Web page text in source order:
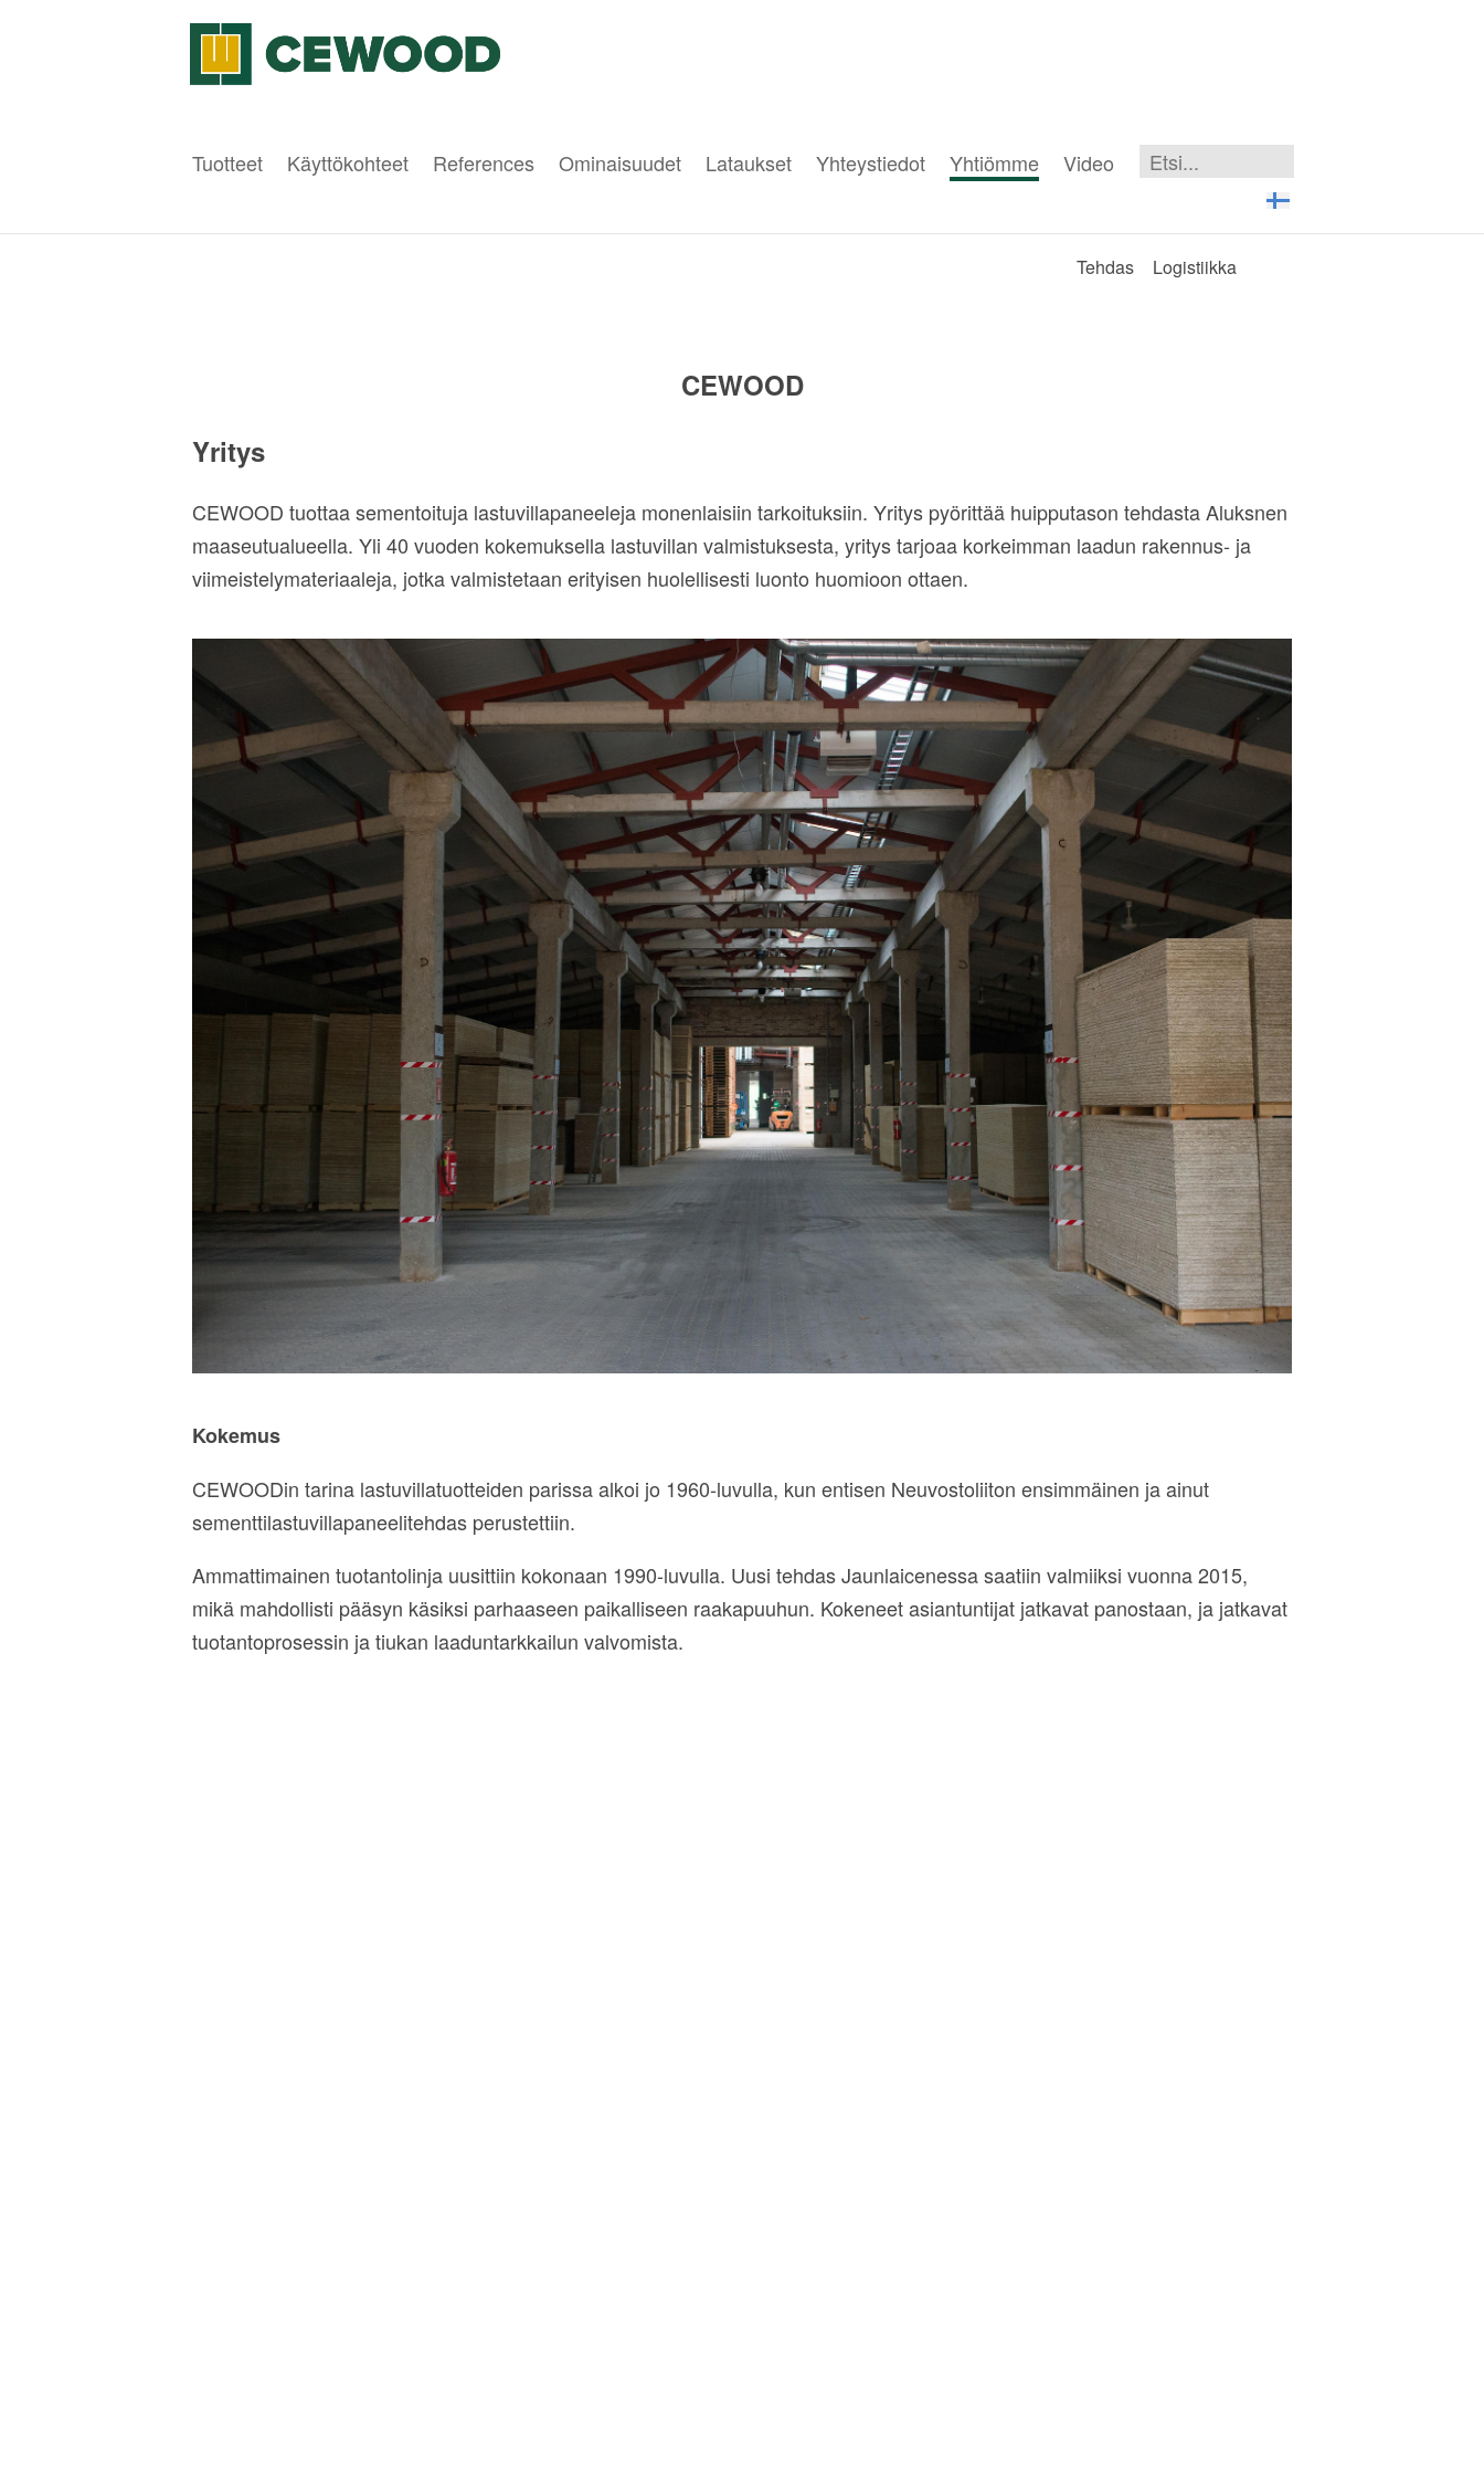
Tuotteet Käyttökohteet References Ominaisuudet Lataukset Yhteystiedot Yhtiömme Video
Tehdas Logistiikka
CEWOOD
Yritys
CEWOOD tuottaa sementoituja lastuvillapaneeleja monenlaisiin tarkoituksiin. Yritys pyörittää huipputason tehdasta Aluksnen
maaseutualueella. Yli 40 vuoden kokemuksella lastuvillan valmistuksesta, yritys tarjoaa korkeimman laadun rakennus- ja
viimeistelymateriaaleja, jotka valmistetaan erityisen huolellisesti luonto huomioon ottaen.
Kokemus
CEWOODin tarina lastuvillatuotteiden parissa alkoi jo 1960-luvulla, kun entisen Neuvostoliiton ensimmäinen ja ainut
sementtilastuvillapaneelitehdas perustettiin.
Ammattimainen tuotantolinja uusittiin kokonaan 1990-luvulla. Uusi tehdas Jaunlaicenessa saatiin valmiiksi vuonna 2015,
mikä mahdollisti pääsyn käsiksi parhaaseen paikalliseen raakapuuhun. Kokeneet asiantuntijat jatkavat panostaan, ja jatkavat
tuotantoprosessin ja tiukan laaduntarkkailun valvomista.